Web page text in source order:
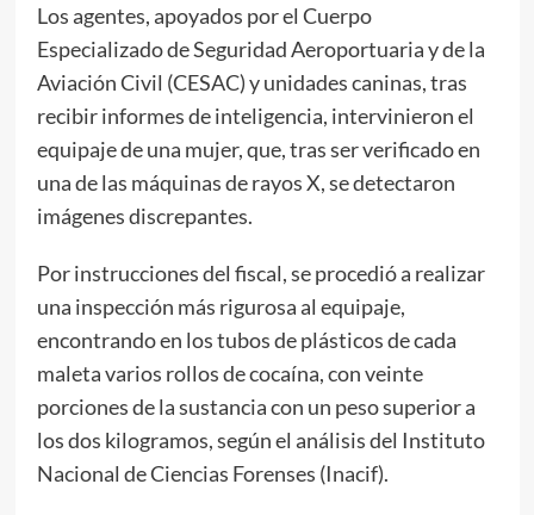
Los agentes, apoyados por el Cuerpo
Especializado de Seguridad Aeroportuaria y de la
Aviación Civil (CESAC) y unidades caninas, tras
recibir informes de inteligencia, intervinieron el
equipaje de una mujer, que, tras ser verificado en
una de las máquinas de rayos X, se detectaron
imágenes discrepantes.
Por instrucciones del fiscal, se procedió a realizar
una inspección más rigurosa al equipaje,
encontrando en los tubos de plásticos de cada
maleta varios rollos de cocaína, con veinte
porciones de la sustancia con un peso superior a
los dos kilogramos, según el análisis del Instituto
Nacional de Ciencias Forenses (Inacif).